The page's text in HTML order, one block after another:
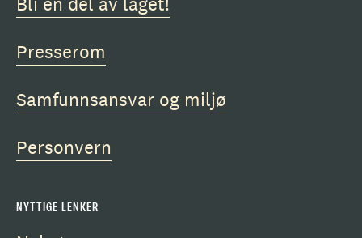
Presserom
Samfunnsansvar og miljø
Personvern
NYTTIGE LENKER